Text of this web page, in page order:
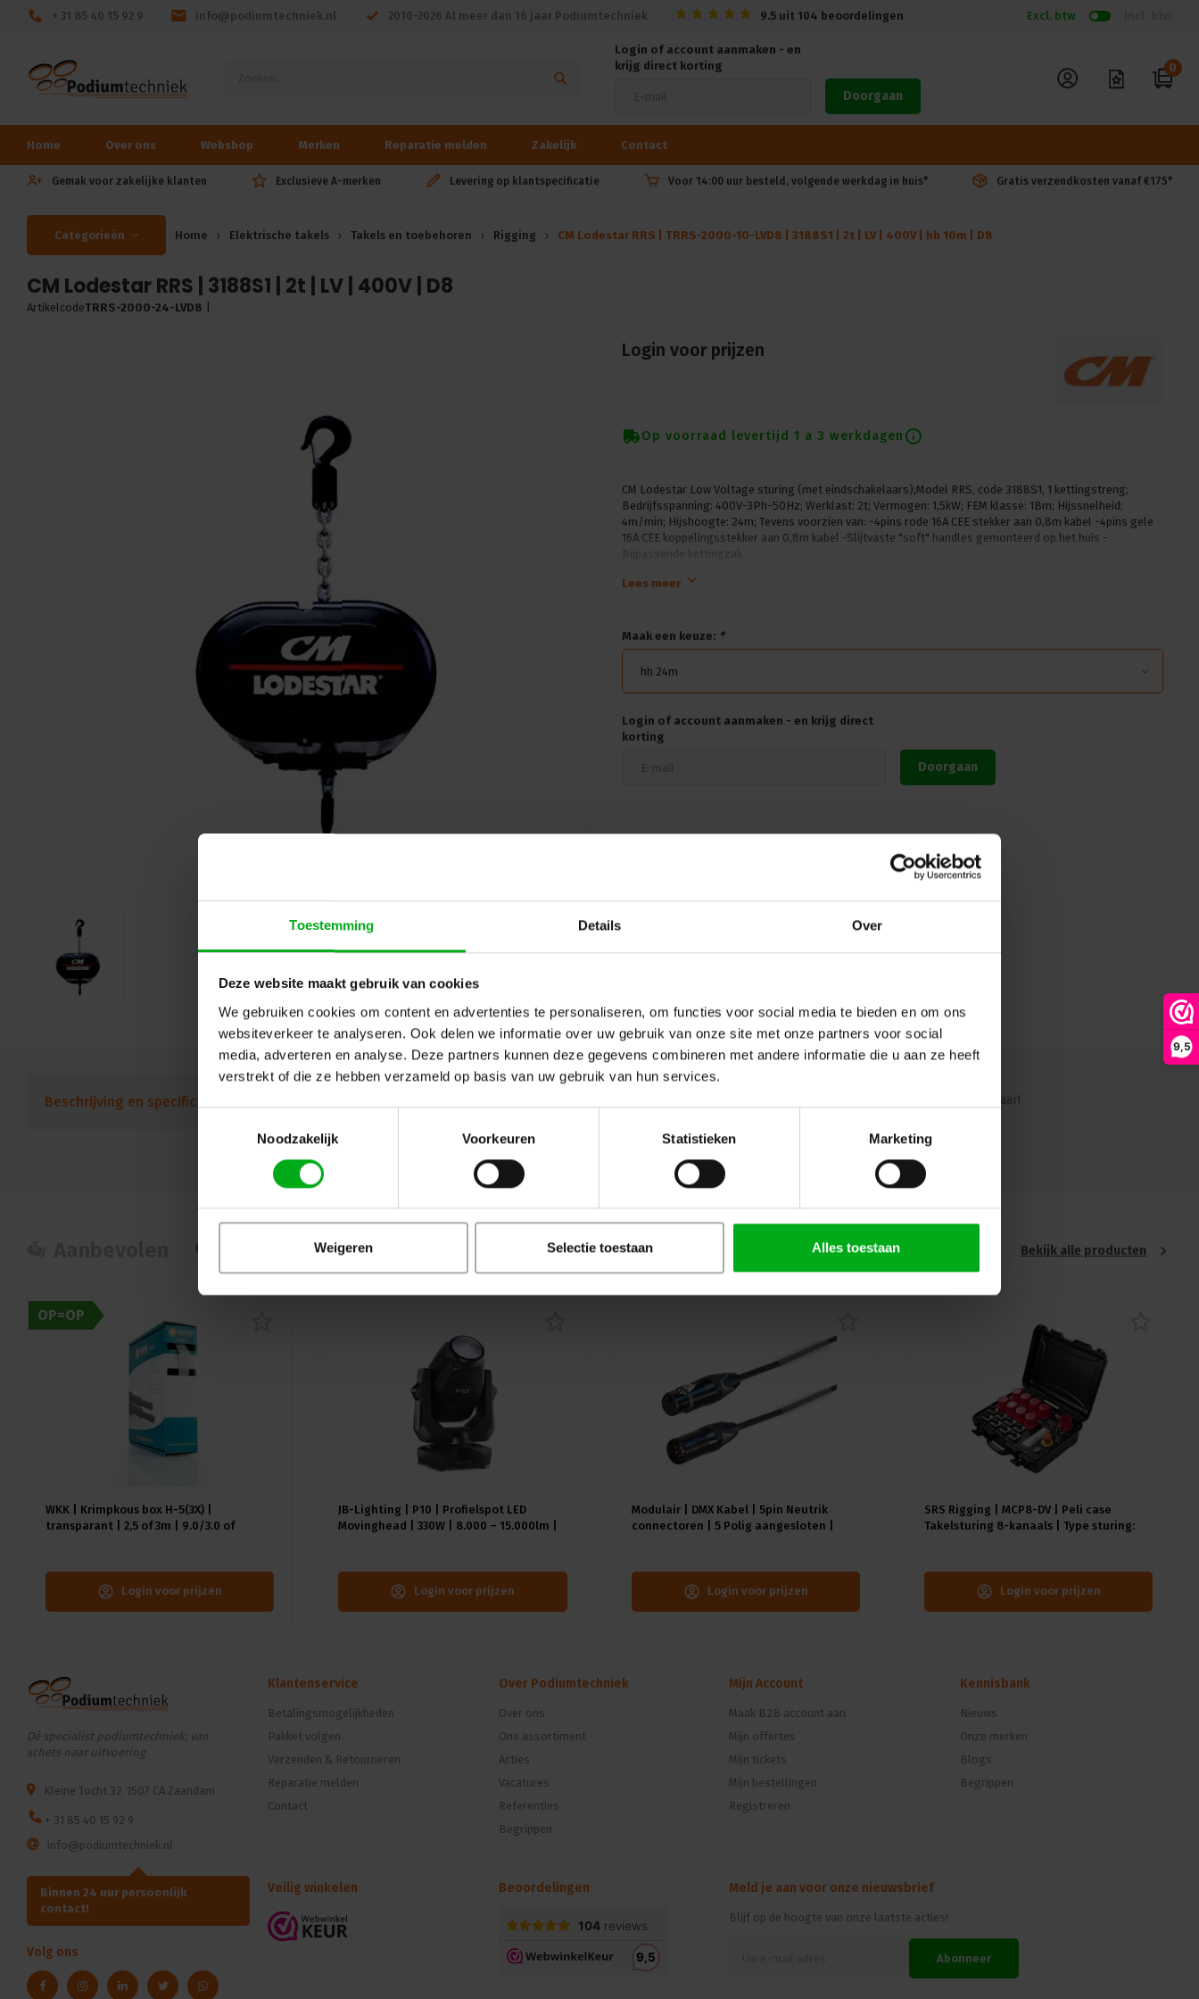
Toestemming Details Over
Deze website maakt gebruik van cookies
We gebruiken cookies om content en advertenties te personaliseren, om functies voor social media te bieden en om ons
websiteverkeer te analyseren. Ook delen we informatie over uw gebruik van onze site met onze partners voor social
media, adverteren en analyse. Deze partners kunnen deze gegevens combineren met andere informatie die u aan ze heeft
verstrekt of die ze hebben verzameld op basis van uw gebruik van hun services.
Noodzakelijk
Voorkeuren Statistieken Marketing
Weigeren Selectie toestaan Alles toestaan
9,5
+ 31 85 40 15 92 9 info@podiumtechniek.nl 2010-2026 Al meer dan 16 jaar Podiumtechniek 9.5 uit 104 beoordelingen Excl. btw
Login of account aanmaken - en
krijg direct korting
Doorgaan
0
Home Over ons Webshop Merken Reparatie melden Zakelijk Contact
Gemak voor zakelijke klanten Exclusieve A-merken Levering op klantspecificatie Voor 14:00 uur besteld, volgende werkdag in huis* Gratis verzendkosten vanaf €175*
Categorieën Home Elektrische takels Takels en toebehoren Rigging CM Lodestar RRS | TRRS-2000-10-LVD8 | 3188S1 | 2t | LV | 400V | hh 10m | D8
CM Lodestar RRS | 3188S1 | 2t | LV | 400V | D8
ArtikelcodeTRRS-2000-24-LVD8
Login voor prijzen
Op voorraad levertijd 1 a 3 werkdagen
CM Lodestar Low Voltage sturing (met eindschakelaars);Model RRS, code 3188S1, 1 kettingstreng;
Bedrijfsspanning: 400V-3Ph-50Hz; Werklast: 2t; Vermogen: 1,5kW; FEM klasse: 1Bm; Hijssnelheid:
4m/min; Hijshoogte: 24m; Tevens voorzien van: -4pins rode 16A CEE stekker aan 0,8m kabel -4pins gele
16A CEE koppelingsstekker aan 0,8m kabel -Slijtvaste "soft" handles gemonteerd op het huis -
Bijpassende kettingzak
Lees meer
Maak een keuze: *
hh 24m
Login of account aanmaken - en krijg direct
korting
Doorgaan
Beschrijving en specificaties Ons team staat graag voor je klaar!
Nieuw Bekijk alle producten
OP=OP
WKK | Krimpkous box H-5(3X) |
transparant | 2,5 of 3m | 9.0/3.0 of
Login voor prijzen
JB-Lighting | P10 | Profielspot LED
Movinghead | 330W | 8.000 – 15.000lm |
Login voor prijzen
Modulair | DMX Kabel | 5pin Neutrik
connectoren | 5 Polig aangesloten |
Login voor prijzen
SRS Rigging | MCP8-DV | Peli case
Takelsturing 8-kanaals | Type sturing:
Login voor prijzen
Dé specialist podiumtechniek; van
schets naar uitvoering
Kleine Tocht 32 1507 CA Zaandam
+ 31 85 40 15 92 9
info@podiumtechniek.nl
Binnen 24 uur persoonlijk
contact!
Volg ons
Klantenservice
Betalingsmogelijkheden
Pakket volgen
Verzenden & Retourneren
Reparatie melden
Contact
Over Podiumtechniek
Over ons
Ons assortiment
Acties
Vacatures
Referenties
Begrippen
Mijn Account
Maak B2B account aan
Mijn offertes
Mijn tickets
Mijn bestellingen
Registreren
Kennisbank
Nieuws
Onze merken
Blogs
Begrippen
Veilig winkelen Beoordelingen Meld je aan voor onze nieuwsbrief
Blijf op de hoogte van onze laatste acties!
Abonneer